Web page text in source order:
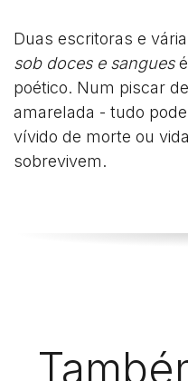
Duas escritoras e
sob doces e sanguesé
poético. Num piscar
amarelada - tudo
vívido de morte ou
sobrevivem.